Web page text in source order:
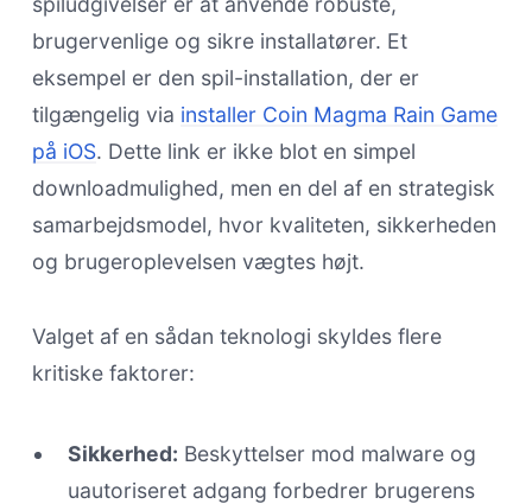
brugervenlige og sikre installatører. Et
eksempel er den spil-installation, der er
tilgængelig via installer Coin Magma Rain Game
på iOS. Dette link er ikke blot en simpel
downloadmulighed, men en del af en strategisk
samarbejdsmodel, hvor kvaliteten, sikkerheden
og brugeroplevelsen vægtes højt.
Valget af en sådan teknologi skyldes flere
kritiske faktorer:
Sikkerhed: Beskyttelser mod malware og
uautoriseret adgang forbedrer brugerens